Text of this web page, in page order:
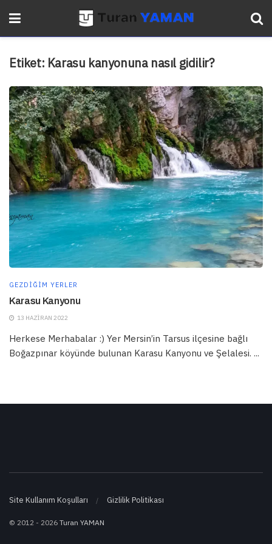
Etiket: Karasu kanyonuna nasıl gidilir?
GEZDIĞIM YERLER
Karasu Kanyonu
13 HAZIRAN 2022
Herkese Merhabalar :) Yer Mersin’in Tarsus ilçesine bağlı
Boğazpınar köyünde bulunan Karasu Kanyonu ve Şelalesi. ...
Site Kullanım Koşulları Gizlilik Politikası
© 2012 - 2026 Turan YAMAN